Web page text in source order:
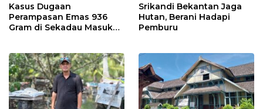
Kasus Dugaan
Perampasan Emas 936
Gram di Sekadau Masuk
Srikandi Bekantan Jaga
Hutan, Berani Hadapi
Pemburu